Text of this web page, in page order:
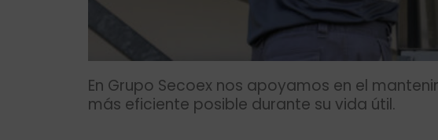
En Grupo Secoex nos apoyamos en el
más eficiente posible durante su vida útil.